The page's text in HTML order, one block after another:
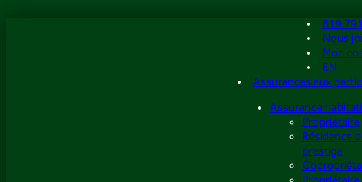
819
Nous
Mon
EN
Assurances aux
Assurance
Propriétaire
Résidence
prestige